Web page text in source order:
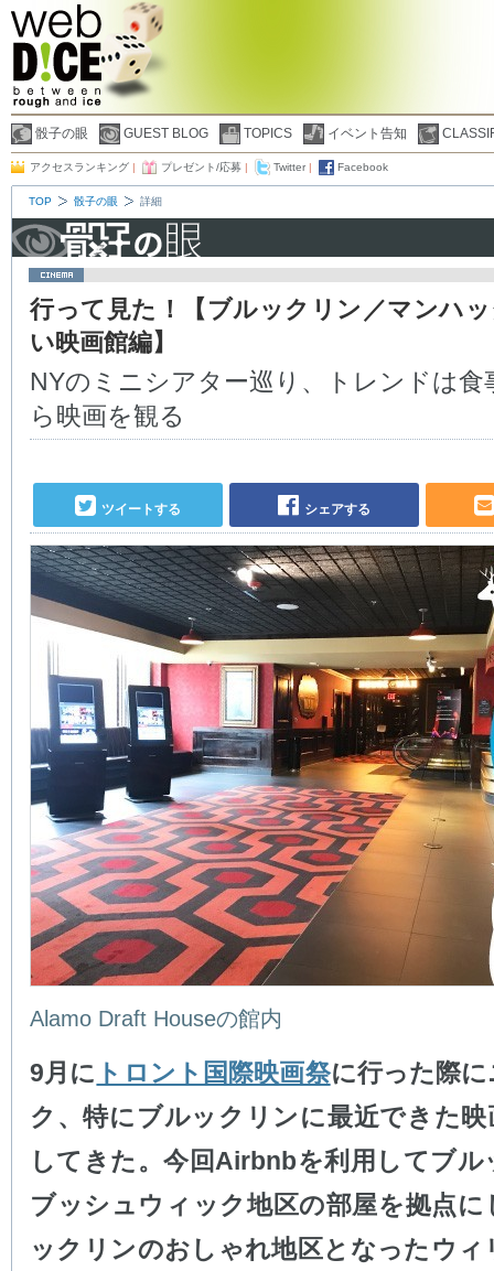
骰子の眼 GUEST BLOG TOPICS イベント告知
アクセスランキング | プレゼント/応募 | Twitter | Facebook
TOP 骰子の眼 詳細
行って見た！【ブルックリン／マンハ
い映画館編】
NYのミニシアター巡り、トレンドは食
ら映画を観る
ツイートする シェアする
Alamo Draft Houseの館内
9月に トロント国際映画祭に行った際
ク、特にブルックリンに最近できた映
してきた。今回Airbnbを利用してブル
ブッシュウィック地区の部屋を拠点に
ックリンのおしゃれ地区となったウィ